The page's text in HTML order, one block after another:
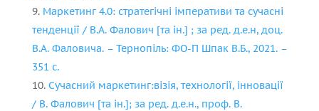
Маркетинг 4.0: стратегічні імперативи та сучасні
тенденції / В.А. Фалович [та ін.] ; за ред. д.е.н, доц.
В.А. Фаловича. – Тернопіль: ФО-П Шпак В.Б., 2021. –
351 с.
Сучасний маркетинг:візія, технології, інновації
/ В. Фалович [та ін.]; за ред. д.е.н., проф. В.